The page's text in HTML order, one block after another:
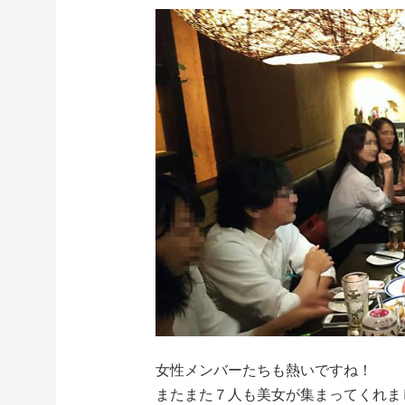
女性メンバーたちも熱いですね！
またまた７人も美女が集まってくれ